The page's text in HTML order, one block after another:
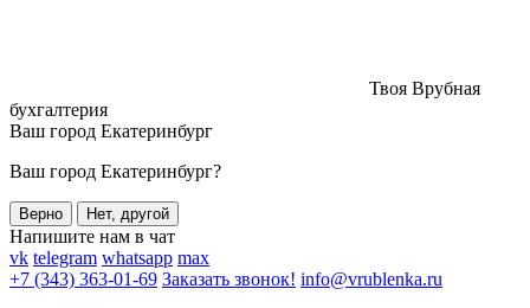
Твоя Врубная
бухгалтерия
Ваш город Екатеринбург
Ваш город Екатеринбург?
Верно Нет, другой
Напишите нам в чат
vk telegram whatsapp max
+7 (343) 363-01-69 Заказать звонок! info@vrublenka.ru